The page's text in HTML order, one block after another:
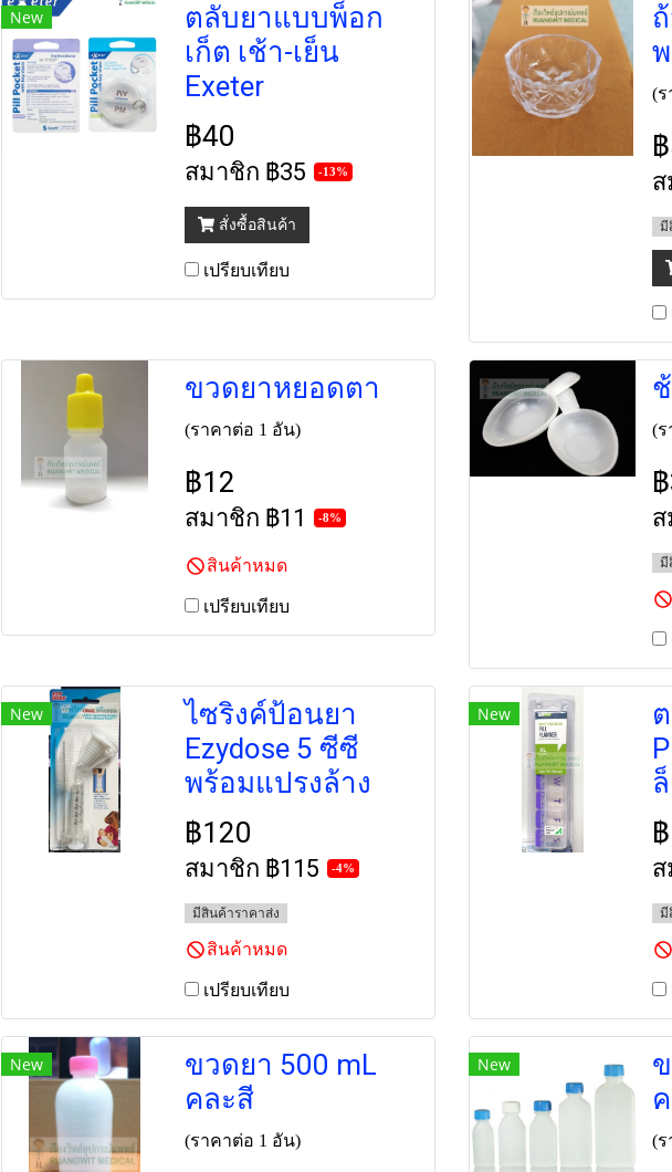
New
ตลับยาแบบพ็อก
เก็ต เช้า-เย็น
Exeter
฿40
สมาชิก ฿35 -13%
สั่งซื้อสินค้า
เปรียบเทียบ
(ร
มี
ขวดยาหยอดตา
(ราคาต่อ 1 อัน)
฿12
สมาชิก ฿11 -8%
สินค้าหมด
เปรียบเทียบ
(ร
มี
New
ไซริงค์ป้อนยา
Ezydose 5 ซีซี
พร้อมแปรงล้าง
฿120
สมาชิก ฿115 -4%
มีสินค้าราคาส่ง
สินค้าหมด
เปรียบเทียบ
New
มี
New
ขวดยา 500 mL
คละสี
(ราคาต่อ 1 อัน)
New
(ร